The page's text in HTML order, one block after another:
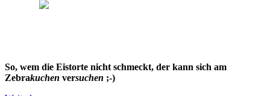
So, wem die Eistorte nicht schmeckt, der kann sich am
Zebrakuchen versuchen ;-)